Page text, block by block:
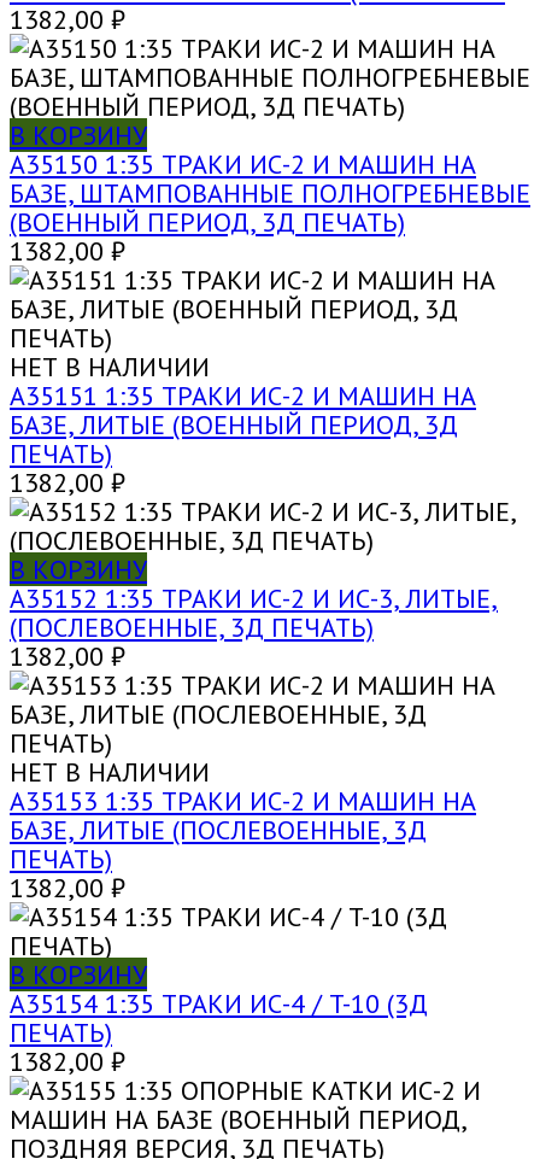
1382,00 ₽
В КОРЗИНУ
A35150 1:35 ТРАКИ ИС-2 И МАШИН НА
БАЗЕ, ШТАМПОВАННЫЕ ПОЛНОГРЕБНЕВЫЕ
(ВОЕННЫЙ ПЕРИОД, 3Д ПЕЧАТЬ)
1382,00 ₽
НЕТ В НАЛИЧИИ
A35151 1:35 ТРАКИ ИС-2 И МАШИН НА
БАЗЕ, ЛИТЫЕ (ВОЕННЫЙ ПЕРИОД, 3Д
ПЕЧАТЬ)
1382,00 ₽
В КОРЗИНУ
A35152 1:35 ТРАКИ ИС-2 И ИС-3, ЛИТЫЕ,
(ПОСЛЕВОЕННЫЕ, 3Д ПЕЧАТЬ)
1382,00 ₽
НЕТ В НАЛИЧИИ
A35153 1:35 ТРАКИ ИС-2 И МАШИН НА
БАЗЕ, ЛИТЫЕ (ПОСЛЕВОЕННЫЕ, 3Д
ПЕЧАТЬ)
1382,00 ₽
В КОРЗИНУ
A35154 1:35 ТРАКИ ИС-4 / T-10 (3Д
ПЕЧАТЬ)
1382,00 ₽